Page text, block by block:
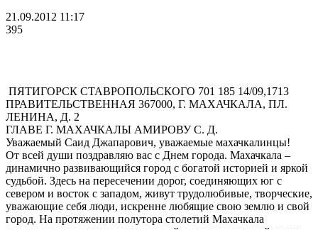
21.09.2012 11:17
395
ПЯТИГОРСК СТАВРОПОЛЬСКОГО 701 185 14/09,1713
ПРАВИТЕЛЬСТВЕННАЯ 367000, Г. МАХАЧКАЛА, ПЛ.
ЛЕНИНА, Д. 2
ГЛАВЕ Г. МАХАЧКАЛЫ АМИРОВУ С. Д.
Уважаемый Саид Джапарович, уважаемые махачкалинцы!
От всей души поздравляю вас с Днем города. Махачкала –
динамично развивающийся город с богатой историей и яркой
судьбой. Здесь на пересечении дорог, соединяющих юг с
севером и восток с западом, живут трудолюбивые, творческие,
уважающие себя люди, искренне любящие свою землю и свой
город. На протяжении полутора столетий Махачкала